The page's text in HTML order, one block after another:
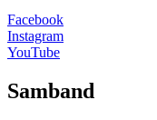
Facebook
Instagram
YouTube
Samband